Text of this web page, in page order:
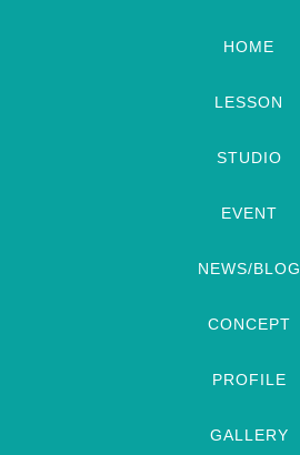
HOME
LESSON
STUDIO
EVENT
NEWS/BLOG
CONCEPT
PROFILE
GALLERY